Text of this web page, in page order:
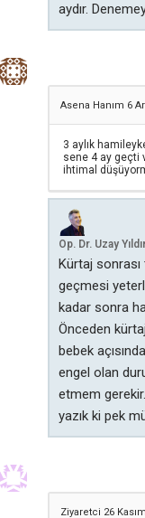
aydır.
Asena Hanım 6
3 aylık
sene 4 ay geçti
ihtimal
Op. Dr. Uzay
Kürtaj
geçmesi
kadar sonra
Önceden
bebek
engel olan
etmem
yazık ki pek
Ziyaretci 26